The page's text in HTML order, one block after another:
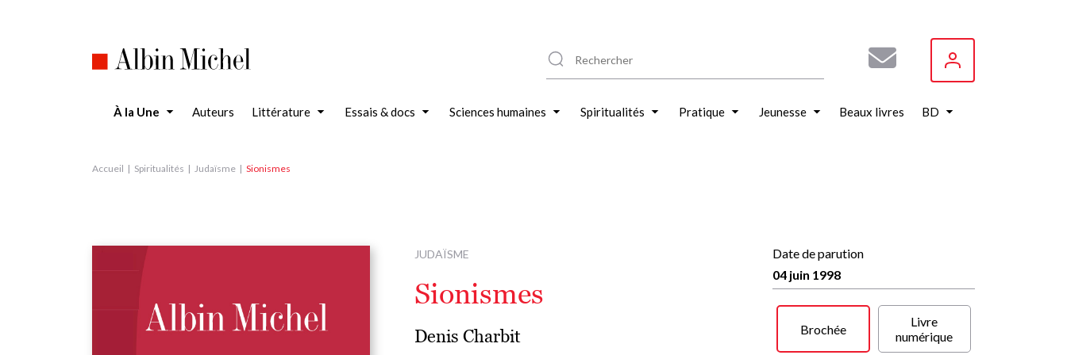
À la Une Auteurs Littérature Essais & docs Sciences humaines Spiritualités Pratique Jeunesse Beaux livres BD
Accueil Spiritualités Judaïsme Sionismes
JUDAÏSME
Sionismes
Denis Charbit
Date de parution
04 juin 1998
Brochée
Livre
numérique